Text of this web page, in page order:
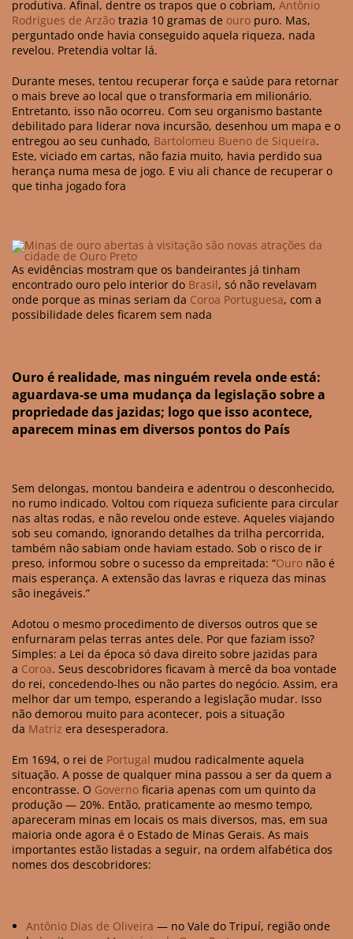
produtiva. Afinal, dentre os trapos que o cobriam, Antônio
Rodrigues de Arzão trazia 10 gramas de ouro puro. Mas,
perguntado onde havia conseguido aquela riqueza, nada
revelou. Pretendia voltar lá.
Durante meses, tentou recuperar força e saúde para retornar
o mais breve ao local que o transformaria em milionário.
Entretanto, isso não ocorreu. Com seu organismo bastante
debilitado para liderar nova incursão, desenhou um mapa e o
entregou ao seu cunhado, Bartolomeu Bueno de Siqueira.
Este, viciado em cartas, não fazia muito, havia perdido sua
herança numa mesa de jogo. E viu ali chance de recuperar o
que tinha jogado fora
As evidências mostram que os bandeirantes já tinham
encontrado ouro pelo interior do Brasil, só não revelavam
onde porque as minas seriam da Coroa Portuguesa, com a
possibilidade deles ficarem sem nada
Ouro é realidade, mas ninguém revela onde está:
aguardava-se uma mudança da legislação sobre a
propriedade das jazidas; logo que isso acontece,
aparecem minas em diversos pontos do País
Sem delongas, montou bandeira e adentrou o desconhecido,
no rumo indicado. Voltou com riqueza suficiente para circular
nas altas rodas, e não revelou onde esteve. Aqueles viajando
sob seu comando, ignorando detalhes da trilha percorrida,
também não sabiam onde haviam estado. Sob o risco de ir
preso, informou sobre o sucesso da empreitada: “Ouro não é
mais esperança. A extensão das lavras e riqueza das minas
são inegáveis.”
Adotou o mesmo procedimento de diversos outros que se
enfurnaram pelas terras antes dele. Por que faziam isso?
Simples: a Lei da época só dava direito sobre jazidas para
a Coroa. Seus descobridores ficavam à mercê da boa vontade
do rei, concedendo-lhes ou não partes do negócio. Assim, era
melhor dar um tempo, esperando a legislação mudar. Isso
não demorou muito para acontecer, pois a situação
da Matriz era desesperadora.
Em 1694, o rei de Portugal mudou radicalmente aquela
situação. A posse de qualquer mina passou a ser da quem a
encontrasse. O Governo ficaria apenas com um quinto da
produção — 20%. Então, praticamente ao mesmo tempo,
apareceram minas em locais os mais diversos, mas, em sua
maioria onde agora é o Estado de Minas Gerais. As mais
importantes estão listadas a seguir, na ordem alfabética dos
nomes dos descobridores:
Antônio Dias de Oliveira — no Vale do Tripuí, região onde